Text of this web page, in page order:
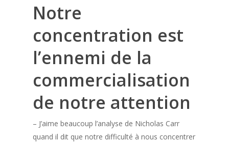
Notre
concentration est
l’ennemi de la
commercialisation
de notre attention
– J’aime beaucoup l’analyse de Nicholas Carr
quand il dit que notre difficulté à nous concentrer